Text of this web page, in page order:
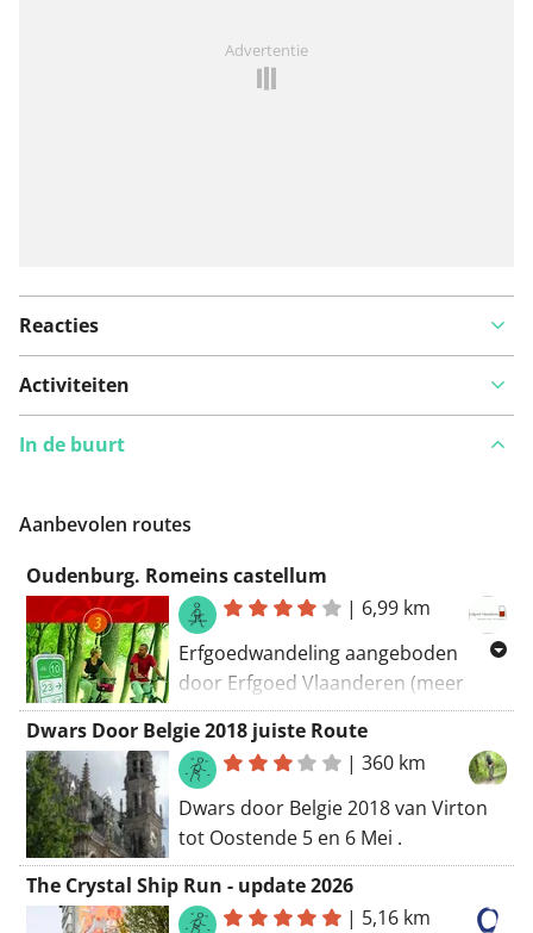
Advertentie
Reacties
Activiteiten
In de buurt
Aanbevolen routes
Oudenburg. Romeins castellum
| 6,99 km
Erfgoedwandeling aangeboden
door Erfgoed Vlaanderen (meer
info:
www.toekomstvooronsverleden.be)
en verschenen in het boek
'Steengoed! 40 verrassende
erfgoedwandelingen door
Vlaanderen'. Oudenburg is een van
de oudste steden van ons land. De
Romeinen bouwden er tussen de
Dwars Door Belgie 2018 juiste Route
|360 km
Dwars door Belgie 2018 van Virton
tot Oostende 5 en 6 Mei .
The Crystal Ship Run - update 2026
| 5,16 km